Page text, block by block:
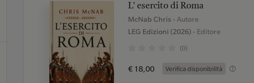
L' esercito di Roma
McNab Chris - Autore
LEG Edizioni (2026)- Editore
(0)
€ 18,00 Verifica disponibilità